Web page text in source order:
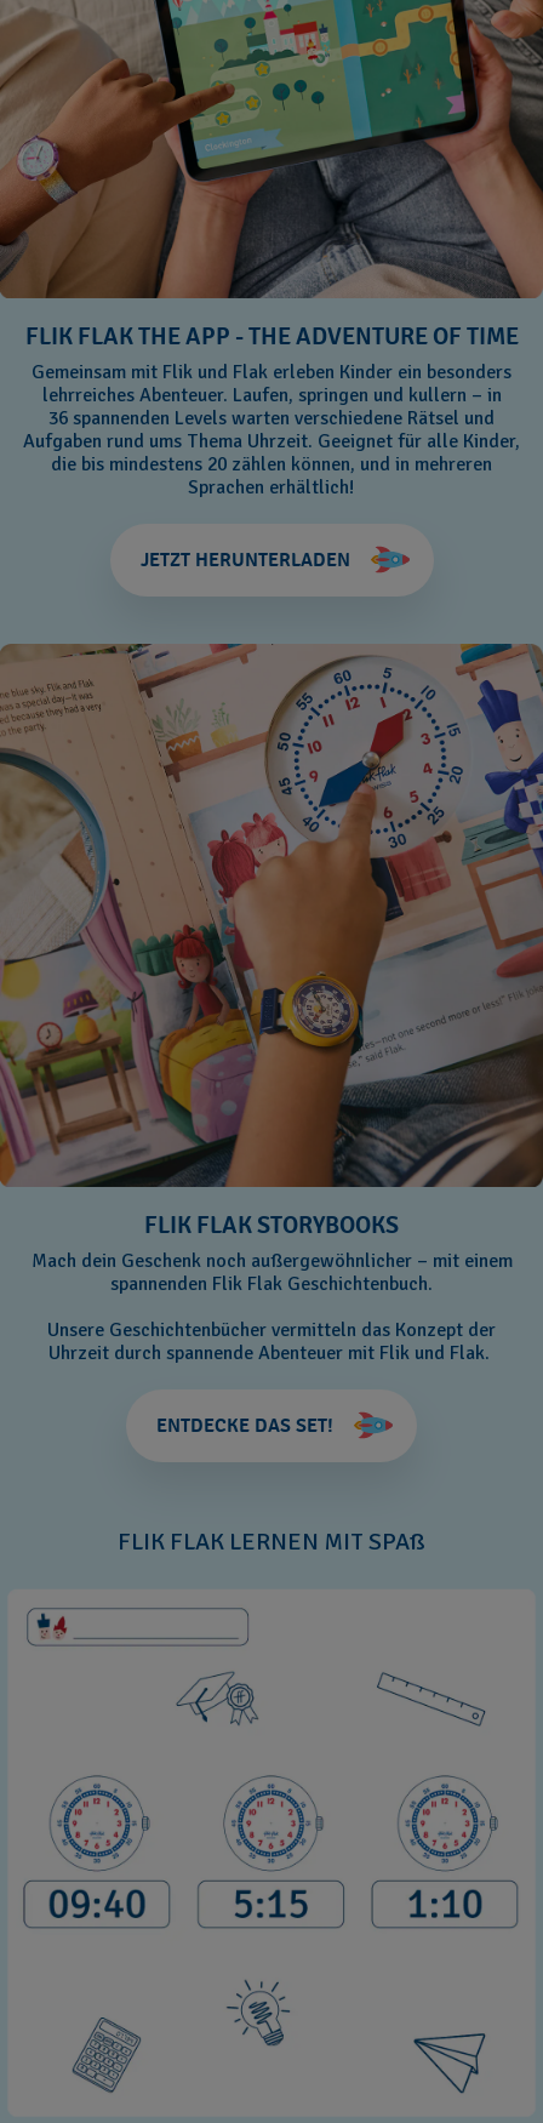
FLIK FLAK THE APP - THE ADVENTURE OF TIME
Gemeinsam mit Flik und Flak erleben Kinder ein besonders
lehrreiches Abenteuer. Laufen, springen und kullern – in
36 spannenden Levels warten verschiedene Rätsel und
Aufgaben rund ums Thema Uhrzeit. Geeignet für alle Kinder,
die bis mindestens 20 zählen können, und in mehreren
Sprachen erhältlich!
JETZT HERUNTERLADEN
FLIK FLAK STORYBOOKS
Mach dein Geschenk noch außergewöhnlicher – mit einem
spannenden Flik Flak Geschichtenbuch.
Unsere Geschichtenbücher vermitteln das Konzept der
Uhrzeit durch spannende Abenteuer mit Flik und Flak.
ENTDECKE DAS SET!
FLIK FLAK LERNEN MIT SPAß